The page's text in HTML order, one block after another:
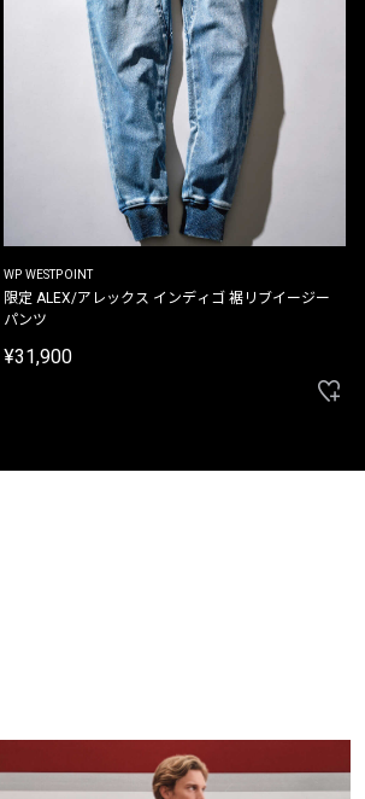
WP WESTPOINT
限定 ALEX/アレックス インディゴ 裾リブイージー
パンツ
¥31,900